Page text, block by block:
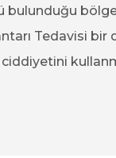
bulunduğu
Tedavisi
ciddiyetini